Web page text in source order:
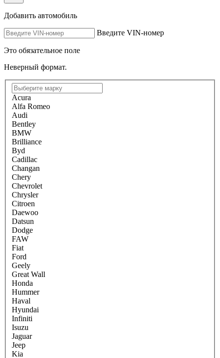
Добавить автомобиль
Введите VIN-номер
Это обязательное поле
Неверный формат.
Acura
Alfa Romeo
Audi
Bentley
BMW
Brilliance
Byd
Cadillac
Changan
Chery
Chevrolet
Chrysler
Citroen
Daewoo
Datsun
Dodge
FAW
Fiat
Ford
Geely
Great Wall
Honda
Hummer
Haval
Hyundai
Infiniti
Isuzu
Jaguar
Jeep
Kia